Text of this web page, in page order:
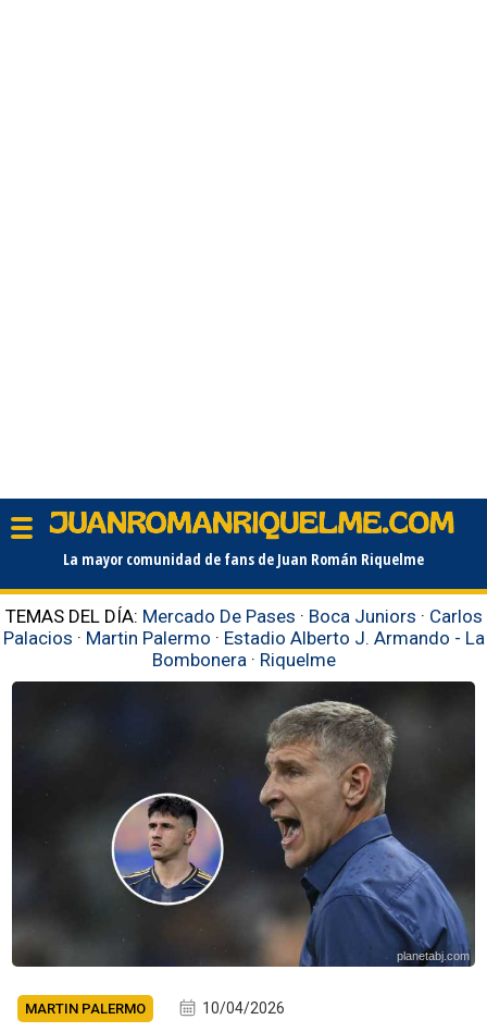
La mayor comunidad de fans de Juan Román Riquelme
TEMAS DEL DÍA: Mercado De Pases · Boca Juniors · Carlos
Palacios · Martin Palermo · Estadio Alberto J. Armando - La
Bombonera · Riquelme
planetabj.com
MARTIN PALERMO 10/04/2026